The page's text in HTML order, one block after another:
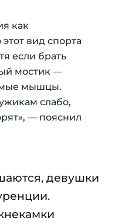
как
вид спорта
если брать
мостик —
мышцы.
слабо,
— пояснил
девушки